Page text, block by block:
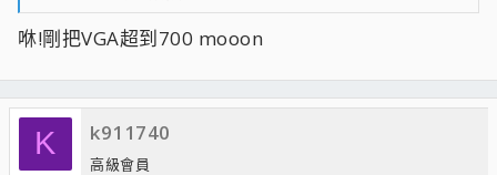
咻!剛把VGA超到700 mooon
K k911740
高級會員